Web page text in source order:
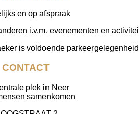
en op afspraak
i.v.m. evenementen en
is voldoende parkeergelegenheid
CONTACT
plek in Neer
samenkomen